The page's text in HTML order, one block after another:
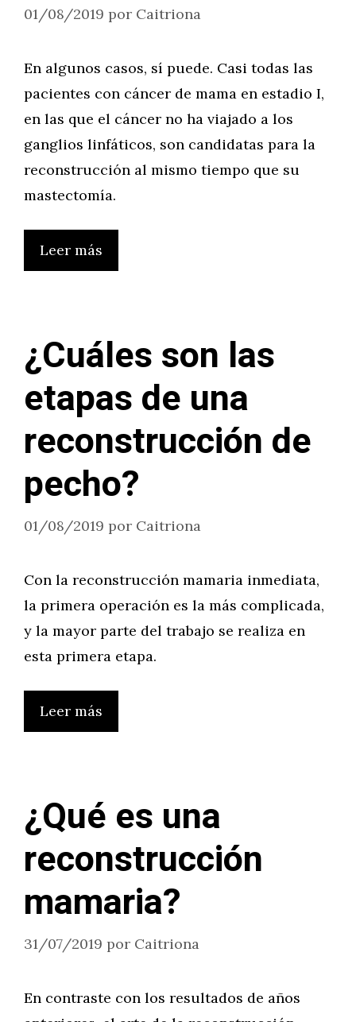
01/08/2019 por Caitriona
En algunos casos, sí puede. Casi todas las
pacientes con cáncer de mama en estadio I,
en las que el cáncer no ha viajado a los
ganglios linfáticos, son candidatas para la
reconstrucción al mismo tiempo que su
mastectomía.
Leer más
¿Cuáles son las
etapas de una
reconstrucción de
pecho?
01/08/2019 por Caitriona
Con la reconstrucción mamaria inmediata,
la primera operación es la más complicada,
y la mayor parte del trabajo se realiza en
esta primera etapa.
Leer más
¿Qué es una
reconstrucción
mamaria?
31/07/2019 por Caitriona
En contraste con los resultados de años